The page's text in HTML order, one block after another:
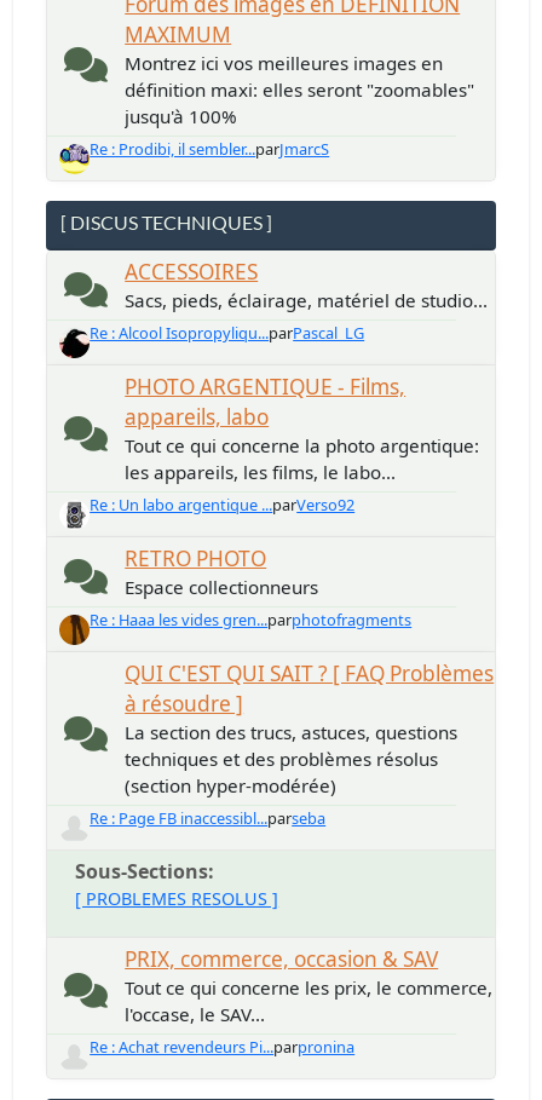
MAXIMUM
Montrez ici vos meilleures images en
définition maxi: elles seront "zoomables"
jusqu'à 100%
Re : Prodibi, il sembler...parJmarcS
[ DISCUS TECHNIQUES ]
ACCESSOIRES
Sacs, pieds, éclairage, matériel de studio...
Re : Alcool Isopropyliqu...parPascal_LG
PHOTO ARGENTIQUE - Films,
appareils, labo
Tout ce qui concerne la photo argentique:
les appareils, les films, le labo...
Re : Un labo argentique ...parVerso92
RETRO PHOTO
Espace collectionneurs
Re : Haaa les vides gren...parphotofragments
QUI C'EST QUI SAIT ? [ FAQ Problèmes
à résoudre ]
La section des trucs, astuces, questions
techniques et des problèmes résolus
(section hyper-modérée)
Re : Page FB inaccessibl...parseba
Sous-Sections
[ PROBLEMES RESOLUS ]
PRIX, commerce, occasion & SAV
Tout ce qui concerne les prix, le commerce,
l'occase, le SAV...
Re : Achat revendeurs Pi...parpronina